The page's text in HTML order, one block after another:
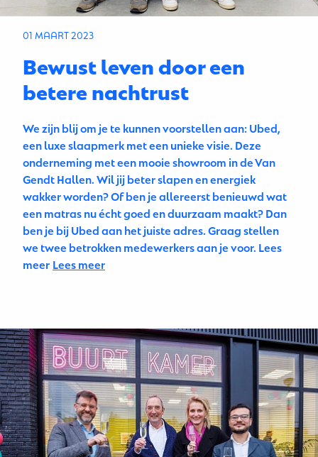
01 MAART 2023
Bewust leven door een
betere nachtrust
We zijn blij om je te kunnen voorstellen aan: Ubed,
een luxe slaapmerk met een unieke visie. Deze
onderneming met een mooie showroom in de Van
Gendt Hallen. Wil jij beter slapen en energiek
wakker worden? Of ben je allereerst benieuwd wat
een matras nu écht goed en duurzaam maakt? Dan
ben je bij Ubed aan het juiste adres. Graag stellen
we twee betrokken medewerkers aan je voor. Lees
meer Lees meer